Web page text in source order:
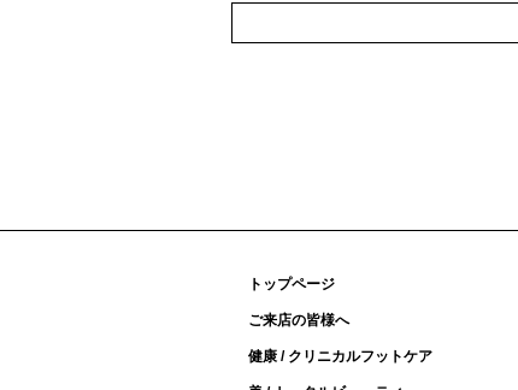
トップページ
ご来店の皆様へ
健康 / クリニカルフットケア